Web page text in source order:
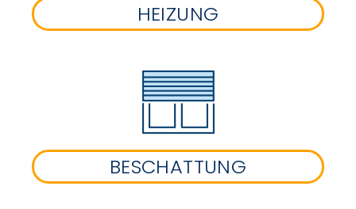
HEIZUNG
BESCHATTUNG